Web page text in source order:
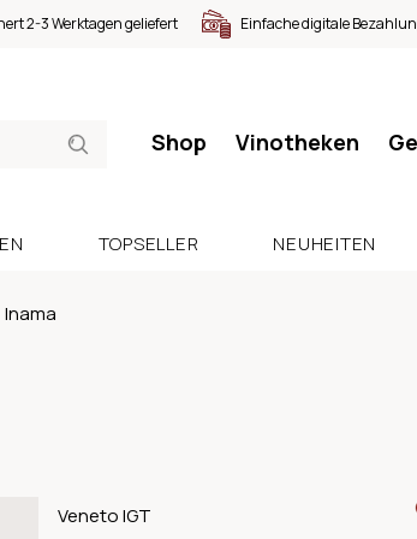
2-3 Werktagen geliefert Einfache digitale
Shop Vinotheken
TOPSELLER NEUHEITEN
Inama
Veneto IGT